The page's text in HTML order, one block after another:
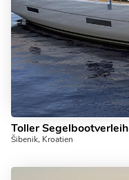
Toller
Šibenik, Kroatien